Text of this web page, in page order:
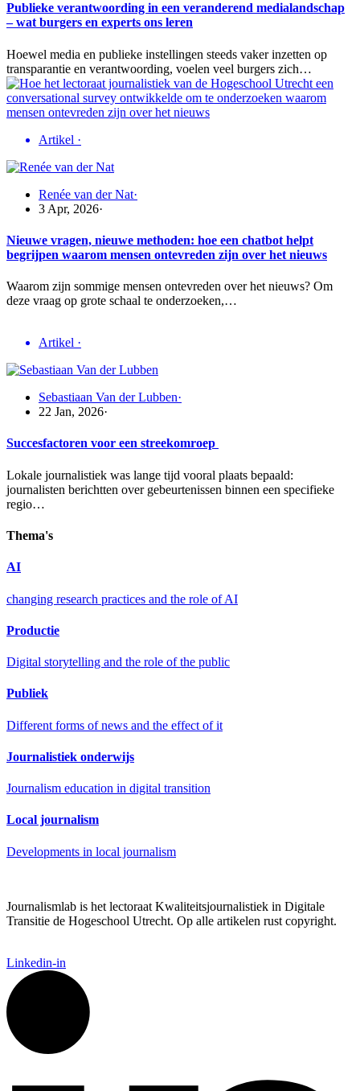
Publieke verantwoording in een veranderend medialandschap
– wat burgers en experts ons leren
Hoewel media en publieke instellingen steeds vaker inzetten op
transparantie en verantwoording, voelen veel burgers zich…
Artikel ·
Renée van der Nat·
3 Apr, 2026·
Nieuwe vragen, nieuwe methoden: hoe een chatbot helpt
begrijpen waarom mensen ontevreden zijn over het nieuws
Waarom zijn sommige mensen ontevreden over het nieuws? Om
deze vraag op grote schaal te onderzoeken,…
Artikel ·
Sebastiaan Van der Lubben·
22 Jan, 2026·
Succesfactoren voor een streekomroep
Lokale journalistiek was lange tijd vooral plaats bepaald:
journalisten berichtten over gebeurtenissen binnen een specifieke
regio…
Thema's
AI
changing research practices and the role of AI
Productie
Digital storytelling and the role of the public
Publiek
Different forms of news and the effect of it
Journalistiek onderwijs
Journalism education in digital transition
Local journalism
Developments in local journalism
Journalismlab is het lectoraat Kwaliteitsjournalistiek in Digitale
Transitie de Hogeschool Utrecht. Op alle artikelen rust copyright.
Linkedin-in